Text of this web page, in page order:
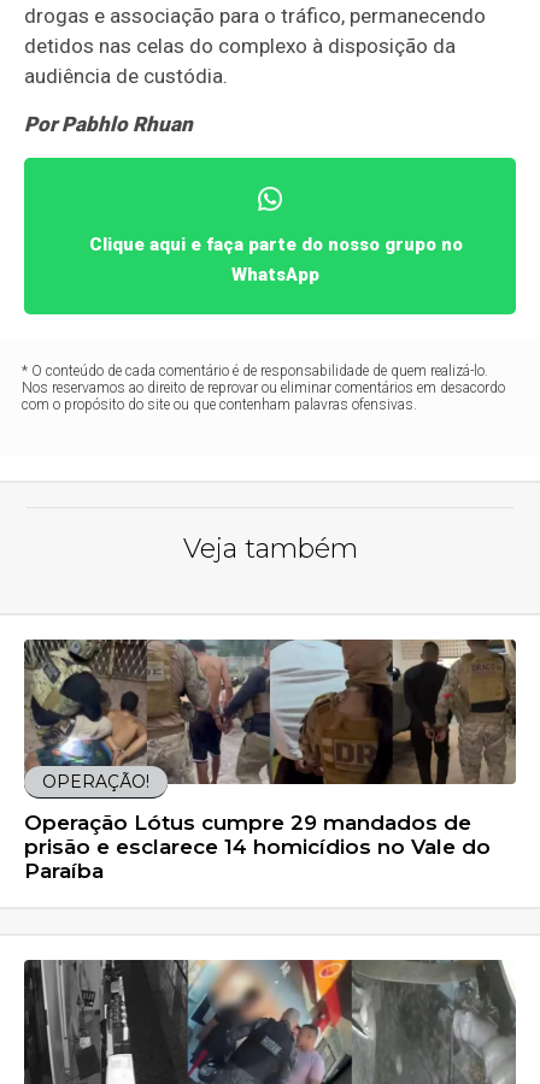
drogas e associação para o tráfico, permanecendo
detidos nas celas do complexo à disposição da
audiência de custódia.
Por Pabhlo Rhuan
Clique aqui e faça parte do nosso grupo no
WhatsApp
* O conteúdo de cada comentário é de responsabilidade de quem realizá-lo.
Nos reservamos ao direito de reprovar ou eliminar comentários em desacordo
com o propósito do site ou que contenham palavras ofensivas.
Veja também
OPERAÇÃO!
Operação Lótus cumpre 29 mandados de
prisão e esclarece 14 homicídios no Vale do
Paraíba